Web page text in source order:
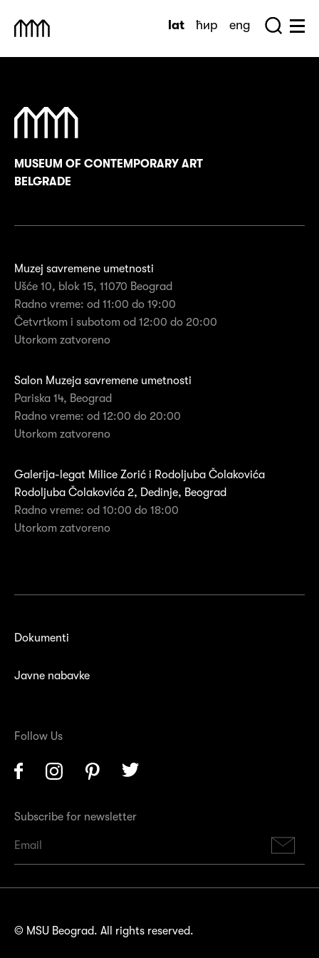
Muzej Savremene Umetnosti
lat ћир eng
MUSEUM OF CONTEMPORARY ART
BELGRADE
Muzej savremene umetnosti
Ušće 10, blok 15, 11070 Beograd
Radno vreme: od 11:00 do 19:00
Četvrtkom i subotom od 12:00 do 20:00
Utorkom zatvoreno
Salon Muzeja savremene umetnosti
Pariska 14, Beograd
Radno vreme: od 12:00 do 20:00
Utorkom zatvoreno
Galerija-legat Milice Zorić i Rodoljuba Čolakovića
Rodoljuba Čolakovića 2, Dedinje, Beograd
Radno vreme: od 10:00 do 18:00
Utorkom zatvoreno
Dokumenti
Javne nabavke
Follow Us
Facebook InstagramPinterest
Subscribe for newsletter
© MSU Beograd. All rights reserved.